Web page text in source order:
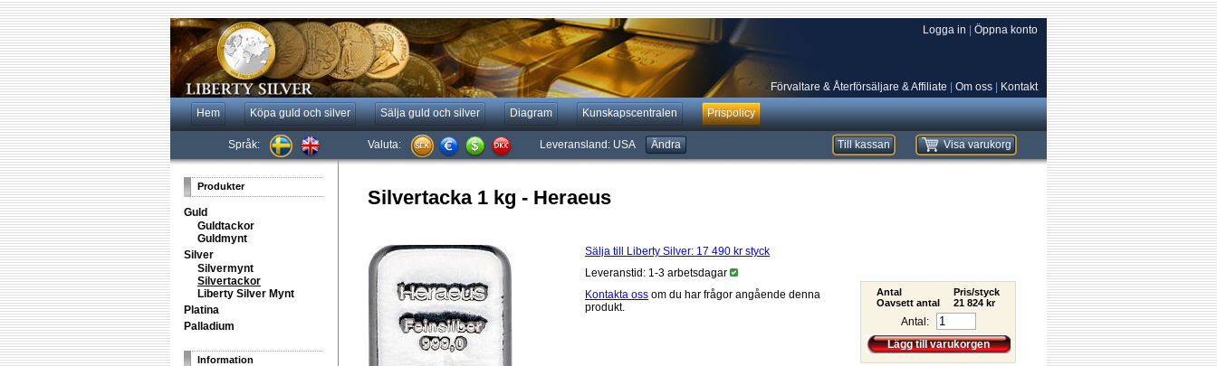
Logga in Öppna konto
Förvaltare & Återförsäljare & Affiliate Om oss Kontakt
Hem Köpa guld och silver Sälja guld och silver Diagram Kunskapscentralen Prispolicy
Språk: Valuta: Leveransland: USA Ändra Visa varukorg
Till kassan
Produkter
Guld
Guldtackor
Guldmynt
Silver
Silvermynt
Silvertackor
Liberty Silver Mynt
Platina
Palladium
Information
Silvertacka 1 kg - Heraeus
Sälja till Liberty Silver: 17 490 kr styck
Leveranstid: 1-3 arbetsdagar
Kontakta oss om du har frågor angående denna
produkt.
Antal
Pris/styck
Oavsett antal
21 824 kr
Antal:
Lägg till varukorgen